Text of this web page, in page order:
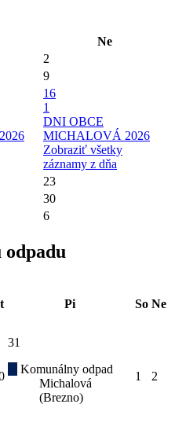
Ne
2
9
16
1
DNI OBCE
MICHALOVÁ 2026
Zobraziť všetky
záznamy z dňa
23
30
6
Pi So Ne
31
Komunálny odpad
Michalová
(Brezno)
1 2